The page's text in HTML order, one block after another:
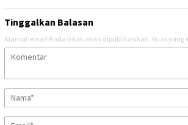
Tinggalkan Balasan
Alamat email Anda tidak akan dipublikasikan. Ruas